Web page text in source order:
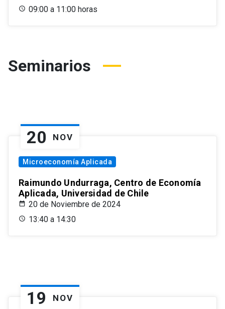
09:00 a 11:00 horas
Seminarios
20 NOV
Microeconomía Aplicada
Raimundo Undurraga, Centro de Economía
Aplicada, Universidad de Chile
20 de Noviembre de 2024
13:40 a 14:30
19 NOV